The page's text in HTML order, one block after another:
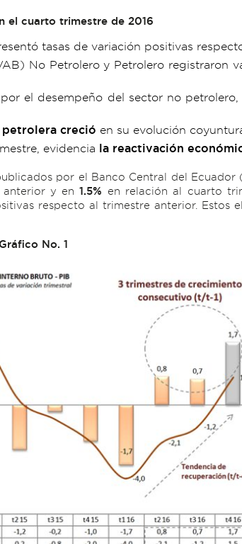
el cuarto trimestre de 2016
tasas de variación positivas
No Petrolero y Petrolero registraron
el desempeño del sector no
creció en su evolución
evidencia la reactivación
por el Banco Central del
anterior y en1.5% en relación al cuarto
respecto al trimestre anterior. Estos
Gráfico No. 1